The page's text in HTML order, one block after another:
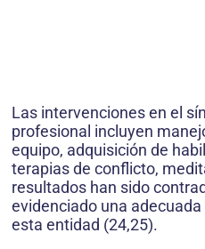
Las intervenciones en el
profesional incluyen
equipo, adquisición de
terapias de conflicto,
resultados han sido
evidenciado una
esta entidad (24,25).